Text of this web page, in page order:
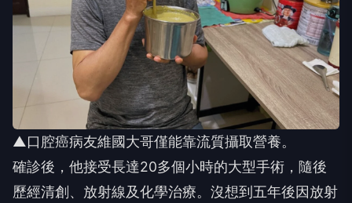
▲口腔癌病友維國大哥僅能靠流質攝取營養。
確診後，他接受長達20多個小時的大型手術，隨後
歷經清創、放射線及化學治療。沒想到五年後因放射